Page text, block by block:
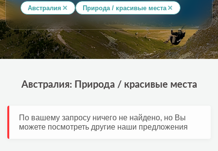
Австралия Природа / красивые места
Австралия: Природа / красивые места
По вашему запросу ничего не найдено, но Вы
можете посмотреть другие наши предложения